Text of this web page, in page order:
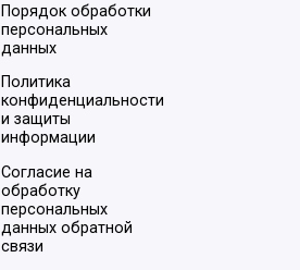
Порядок обработки
персональных
данных
Политика
конфиденциальности
и защиты
информации
Согласие на
обработку
персональных
данных обратной
связи